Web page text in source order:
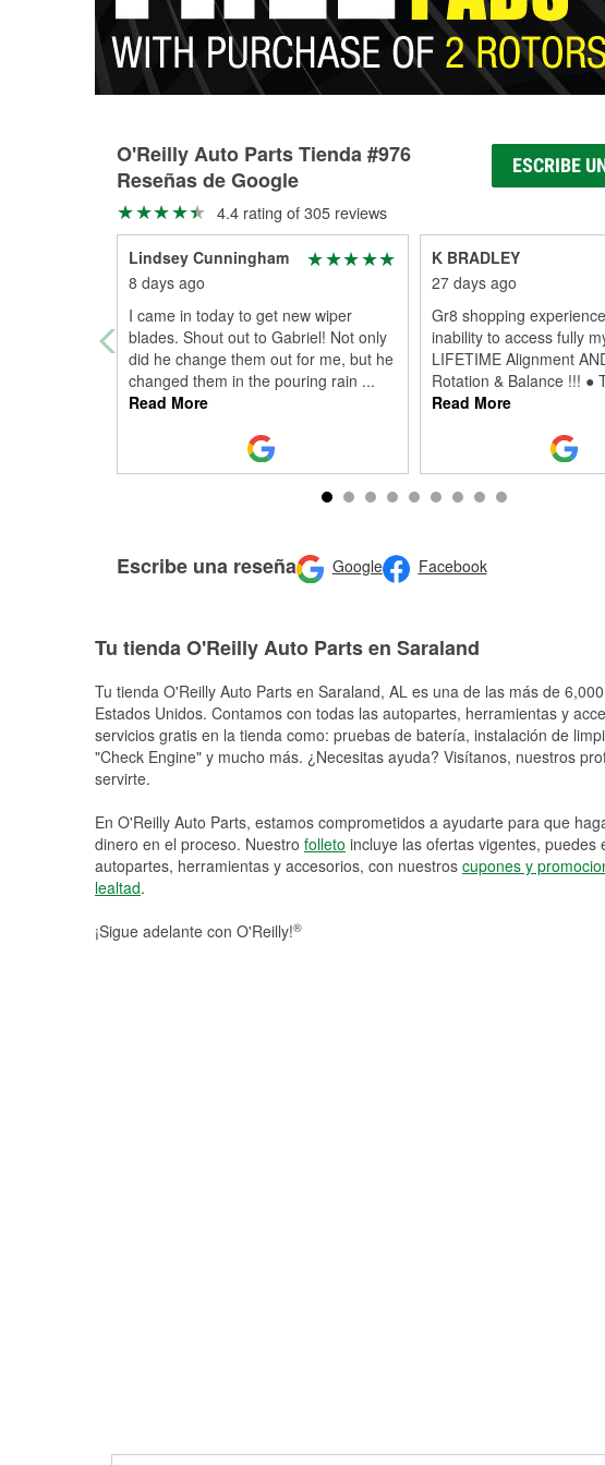
O'Reilly Auto Parts Tienda #976
Reseñas de Google
ESCRIBE
4.4 rating of 305 reviews
Lindsey Cunningham
8 days ago
I came in today to get new wiper
blades. Shout out to Gabriel! Not only
did he change them out for me, but he
changed them in the pouring rain ...
Read More
K BRADLEY
27 days ago
Gr8 shopping
inability to access fully
LIFETIME Alignment
Rotation & Balance !!! ●
Read More
Escribe una reseña Google Facebook
Tu tienda O'Reilly Auto Parts en Saraland
Tu tienda O'Reilly Auto Parts en Saraland, AL es una de las más de
Estados Unidos. Contamos con todas las autopartes, herramientas y
servicios gratis en la tienda como: pruebas de batería, instalación de
"Check Engine" y mucho más. ¿Necesitas ayuda? Visítanos, nuestros
servirte.
En O'Reilly Auto Parts, estamos comprometidos a ayudarte para que
dinero en el proceso. Nuestro folleto incluye las ofertas vigentes,
autopartes, herramientas y accesorios, con nuestros cupones y
lealtad.
¡Sigue adelante con O'Reilly!®